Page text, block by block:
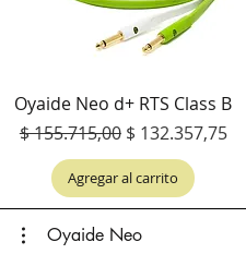
Oyaide Neo d+ RTS Class B
Precio
$ 155.715,00 Precio de oferta
$ 132.357,75
Agregar al carrito
Oyaide Neo